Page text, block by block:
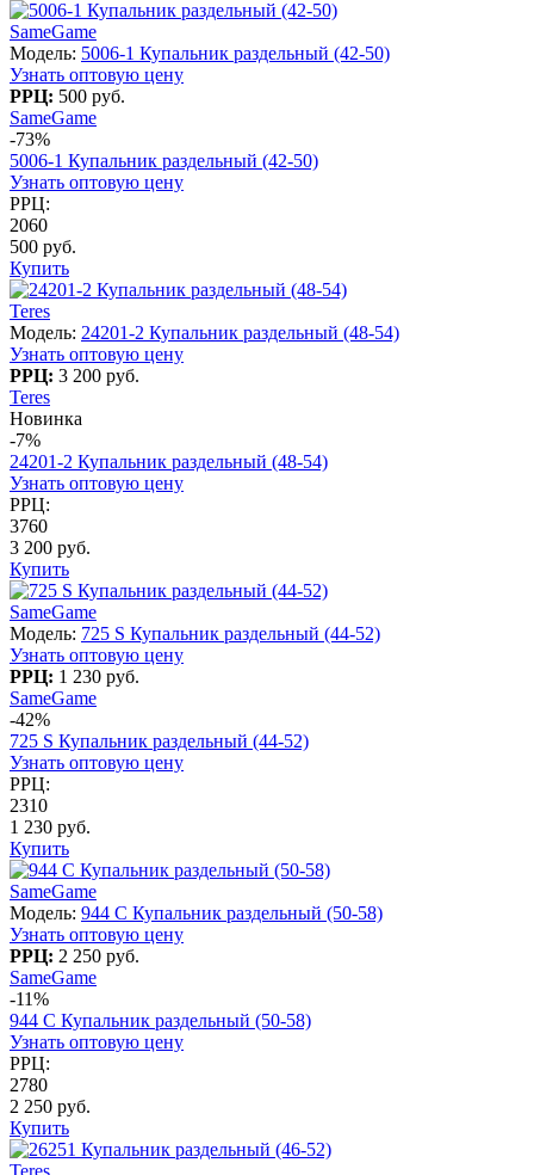
SameGame
Модель: 5006-1 Купальник раздельный (42-50)
Узнать оптовую цену
РРЦ: 500 руб.
SameGame
-73%
5006-1 Купальник раздельный (42-50)
Узнать оптовую цену
РРЦ:
2060
500 руб.
Купить
Teres
Модель: 24201-2 Купальник раздельный (48-54)
Узнать оптовую цену
РРЦ: 3 200 руб.
Teres
Новинка
-7%
24201-2 Купальник раздельный (48-54)
Узнать оптовую цену
РРЦ:
3760
3 200 руб.
Купить
SameGame
Модель: 725 S Купальник раздельный (44-52)
Узнать оптовую цену
РРЦ: 1 230 руб.
SameGame
-42%
725 S Купальник раздельный (44-52)
Узнать оптовую цену
РРЦ:
2310
1 230 руб.
Купить
SameGame
Модель: 944 C Купальник раздельный (50-58)
Узнать оптовую цену
РРЦ: 2 250 руб.
SameGame
-11%
944 C Купальник раздельный (50-58)
Узнать оптовую цену
РРЦ:
2780
2 250 руб.
Купить
Teres